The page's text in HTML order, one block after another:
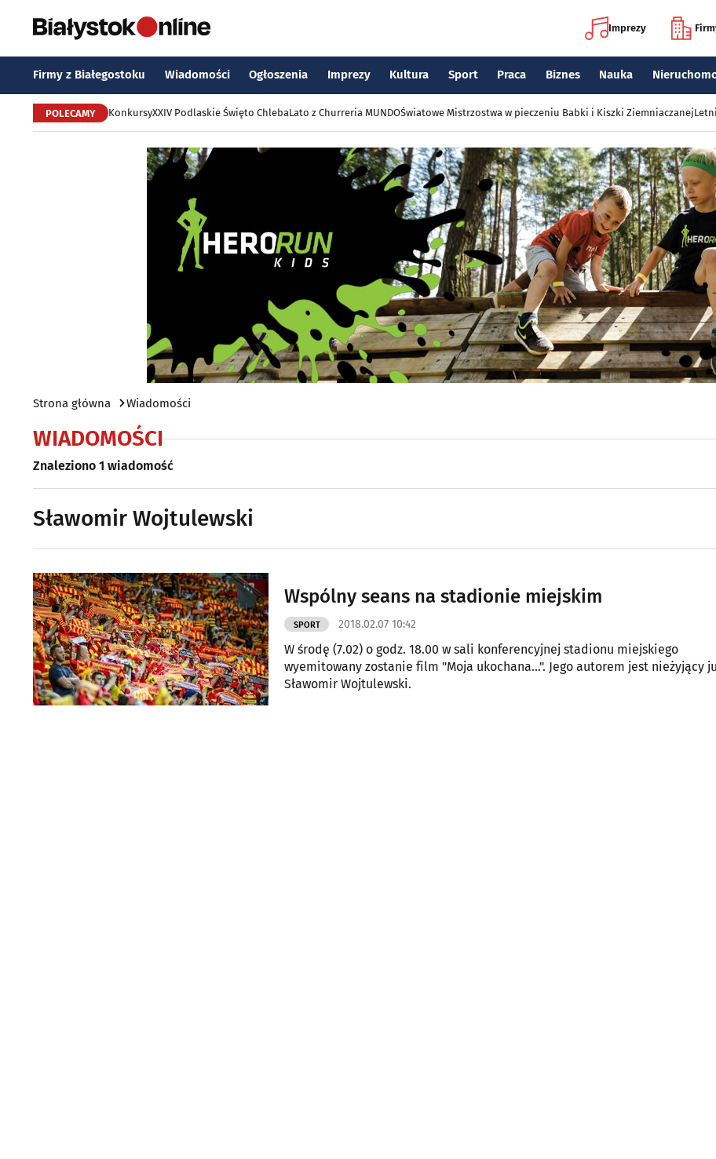
Imprezy
Firmy z Białegostoku Wiadomości Ogłoszenia Imprezy Kultura Sport Praca Biznes Nauka
POLECAMY KonkursyXXIV Podlaskie Święto ChlebaLato z Churreria MUNDOŚwiatowe Mistrzostwa w pieczeniu Babki i Kiszki Ziemniaczanej
Strona główna Wiadomości
WIADOMOŚCI
Znaleziono 1 wiadomość
Sławomir Wojtulewski
Wspólny seans na stadionie miejskim
SPORT 2018.02.07 10:42
W środę (7.02) o godz. 18.00 w sali konferencyjnej stadionu miejskiego
wyemitowany zostanie film "Moja ukochana...". Jego autorem jest nieżyjący
Sławomir Wojtulewski.